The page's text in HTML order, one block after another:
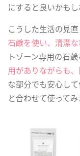
にすると良いかもし
こうした生活の見直
石鹸を使い、清潔
トゾーン専用の石鹸
用がありながらも
な部分でも安心し
と合わせて使ってみ